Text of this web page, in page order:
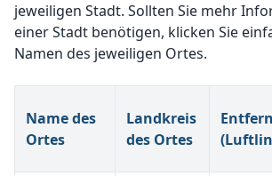
jeweiligen Stadt. Sollten Sie mehr
einer Stadt benötigen, klicken Sie
Namen des jeweiligen Ortes.
Name des
Ortes
Landkreis
des Ortes